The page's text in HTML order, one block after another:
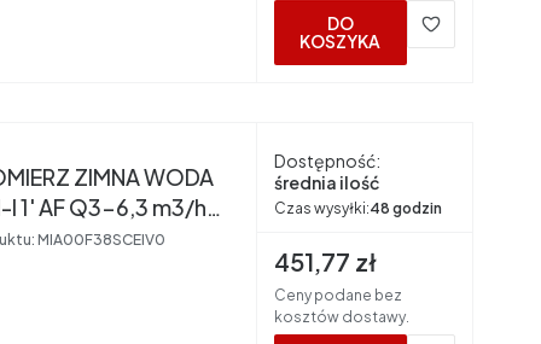
DO
KOSZYKA
ZIMNA WODA
I 1' AF Q3-6,3 m3/h
BMETERS
MIA00F38SCEIV0
Dostępność:
średnia ilość
Czas wysyłki:48 godzin
Cena brutto
451,77 zł
Ceny podane bez
kosztów dostawy.